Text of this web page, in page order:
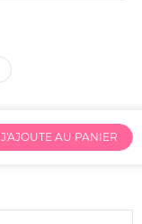
J'AJOUTE AU PANIER